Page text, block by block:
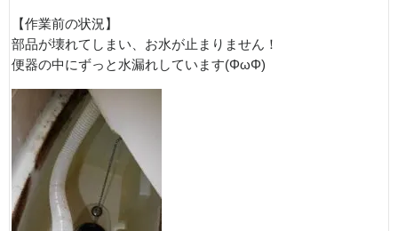
【作業前の状況】
部品が壊れてしまい、お水が止まりません！
便器の中にずっと水漏れしています(ΦωΦ)